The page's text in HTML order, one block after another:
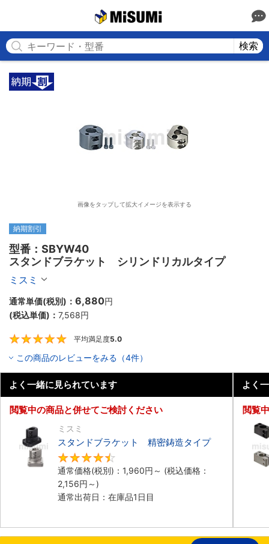
検索
画像をタップして拡大イメージを表示する
納期割引
型番：SBYW40
スタンドブラケット　シリンドリカルタイプ
ミスミ
通常単価(税別)： 6,880円
(税込単価)： 7,568円
平均満足度5.0
この商品のレビューをみる（4件）
よく一緒に見られています
閲覧中の商品と併せてご検討ください
ミスミ
スタンドブラケット 精密鋳造タイプ
通常価格(税別)： 1,960円 ～ (税込価格：
2,156円 ～)
通常出荷日：在庫品1日目
よく
閲覧